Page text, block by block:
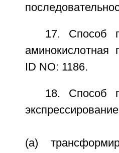
17. Способ
аминокислотная
ID NO: 1186.
18. Способ
(a)